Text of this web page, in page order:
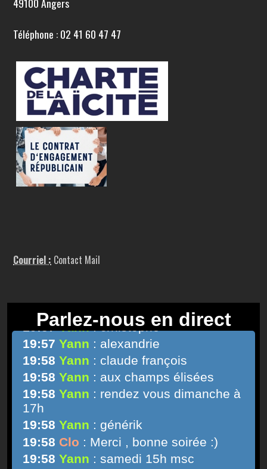
Téléphone : 02 41 60 47 47
Courriel : Contact Mail